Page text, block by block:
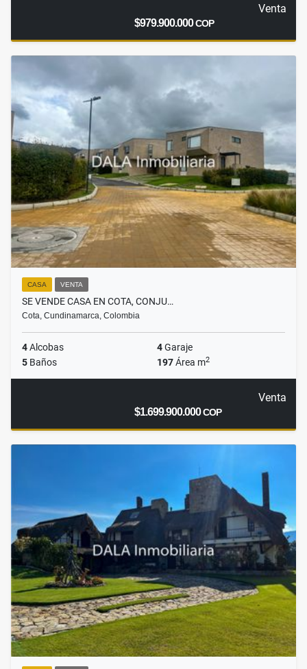
Venta
$979.900.000COP
CASA VENTA
SE VENDE CASA EN COTA, CONJU…
Cota, Cundinamarca, Colombia
4Alcobas 4Garaje
5 Baños 197Área m2
Venta
$1.699.900.000COP